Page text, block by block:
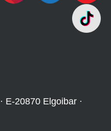
E-20870 Elgoibar ·